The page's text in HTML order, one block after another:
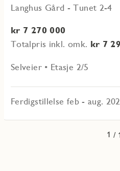
Langhus Gård - Tunet 2-4
kr 7 270 000
Totalpris inkl. omk. kr 7
Selveier • Etasje 2/5
Ferdigstillelse feb - aug.
1
2
3
4
5
6
7
8
9
10
11 /